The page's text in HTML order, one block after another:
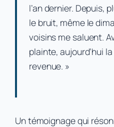
l’an dernier. Depuis,
le bruit, même le
voisins me saluent.
plainte, aujourd’hui
revenue. »
Un témoignage qui